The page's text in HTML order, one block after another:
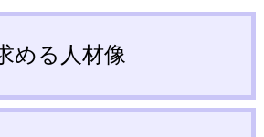
める人材像